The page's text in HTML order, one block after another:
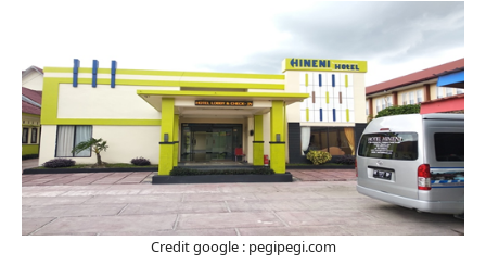
Credit google : pegipegi.com